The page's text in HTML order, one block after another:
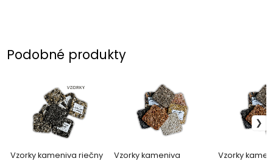
Podobné produkty
Vzorky kameniva riečny
Vzorky kameniva
Vzorky